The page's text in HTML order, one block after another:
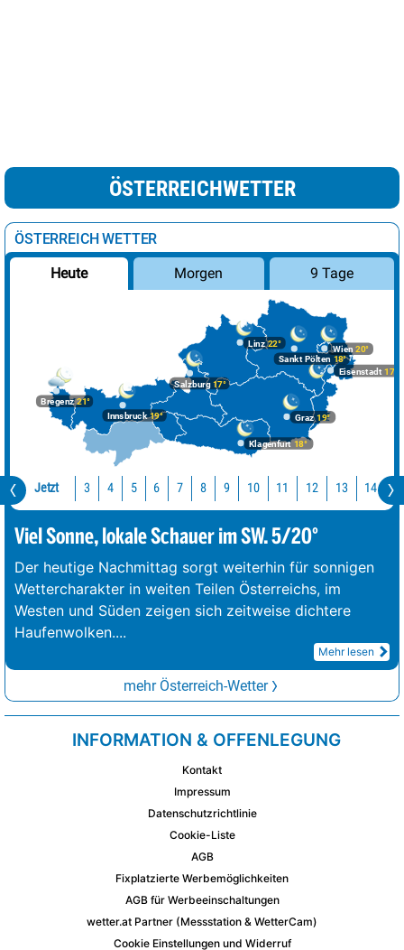
ÖSTERREICHWETTER
ÖSTERREICH WETTER
Heute Morgen 9 Tage
Bregenz21°
Graz19°
Innsbruck19°
Klagenfurt 18°
Linz22°
Salzburg17°
Wien 20°
Eisenstadt 17°
Sankt Pölten 18°
Jetzt 3 4 5 6 7 8 9 10 11 12 13 14
Viel Sonne, lokale Schauer im SW. 5/20°
Der heutige Nachmittag sorgt weiterhin für sonnigen
Wettercharakter in weiten Teilen Österreichs, im
Westen und Süden zeigen sich zeitweise dichtere
Haufenwolken....
Mehr lesen
mehr Österreich-Wetter
INFORMATION & OFFENLEGUNG
Kontakt
Impressum
Datenschutzrichtlinie
Cookie-Liste
AGB
Fixplatzierte Werbemöglichkeiten
AGB für Werbeeinschaltungen
wetter.at Partner (Messstation & WetterCam)
Cookie Einstellungen und Widerruf